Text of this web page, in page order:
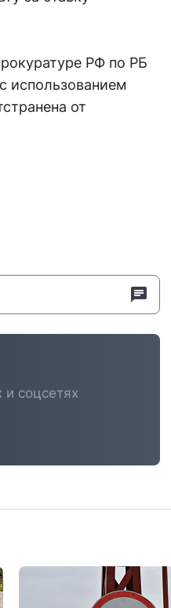
РФ по РБ
использованием
от
соцсетях